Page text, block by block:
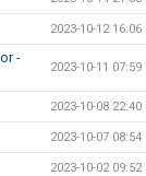
2023-10-12 16:06
-
2023-10-11 07:59
2023-10-08 22:40
2023-10-07 08:54
2023-10-02 09:52